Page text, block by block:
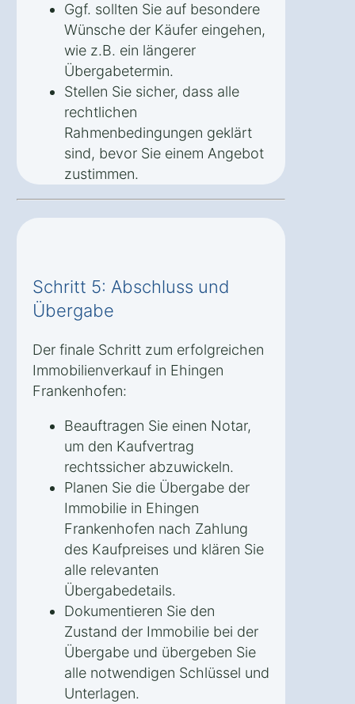
Ggf. sollten Sie auf besondere
Wünsche der Käufer eingehen,
wie z.B. ein längerer
Übergabetermin.
Stellen Sie sicher, dass alle
rechtlichen
Rahmenbedingungen geklärt
sind, bevor Sie einem Angebot
zustimmen.
Schritt 5: Abschluss und
Übergabe
Der finale Schritt zum erfolgreichen
Immobilienverkauf in Ehingen
Frankenhofen:
Beauftragen Sie einen Notar,
um den Kaufvertrag
rechtssicher abzuwickeln.
Planen Sie die Übergabe der
Immobilie in Ehingen
Frankenhofen nach Zahlung
des Kaufpreises und klären Sie
alle relevanten
Übergabedetails.
Dokumentieren Sie den
Zustand der Immobilie bei der
Übergabe und übergeben Sie
alle notwendigen Schlüssel und
Unterlagen.